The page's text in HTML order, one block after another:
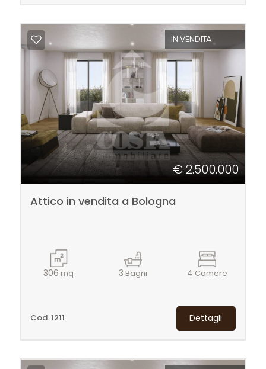
IN VENDITA
€ 2.500.000
Attico in vendita a Bologna
306 mq 3 Bagni 4 Camere
Cod. 1211 Dettagli